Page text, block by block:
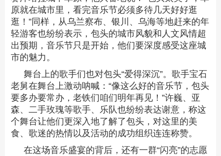
原就在城市里，看完音乐节必须多待几天好好逛
逛！”同样，从乌兰察布、银川、乌海等地赶来的年
轻游客也纷纷表示，包头的城市风貌和人文风情超
出预期，音乐节只是开始，他们要深度感受这座城
市的魅力。
舞台上的歌手们也对包头“爱得深沉”。歌手宝石
老舅在舞台上激动呐喊：“像这么好的音乐节，包头
要多办要常办，老铁们咱们明年再见！”许巍、亚
森、二手玫瑰等歌手、乐队也纷纷表达谢意，称这
个舞台让他们更深入地了解了包头，对这里的美
食、歌迷的热情以及活动的成功组织连连称赞。
在这场音乐盛宴的背后，还有一群“闪亮”的志愿